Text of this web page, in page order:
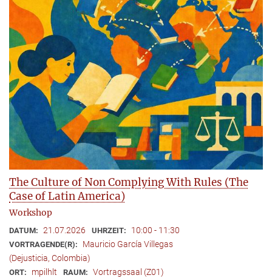
The Culture of Non Complying With Rules (The
Case of Latin America)
Workshop
DATUM: 21.07.2026 UHRZEIT: 10:00 - 11:30
VORTRAGENDE(R):
Mauricio García Villegas
(Dejusticia, Colombia)
ORT: mpilhlt RAUM: Vortragssaal (Z01)